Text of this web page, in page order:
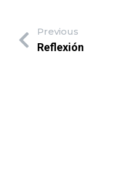
Previous
Reflexión